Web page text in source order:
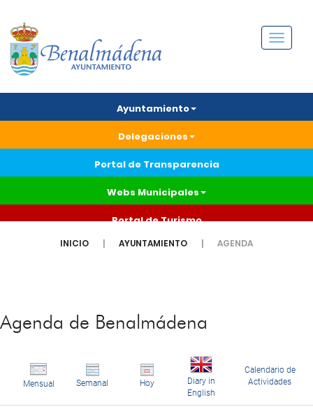
Menú
Ayuntamiento
Delegaciones
Portal de Transparencia
Webs Municipales
Portal de Turismo
INICIO AYUNTAMIENTO AGENDA
Agenda de Benalmádena
Mensual Semanal Hoy
Diary in
English
Calendario de
Actividades